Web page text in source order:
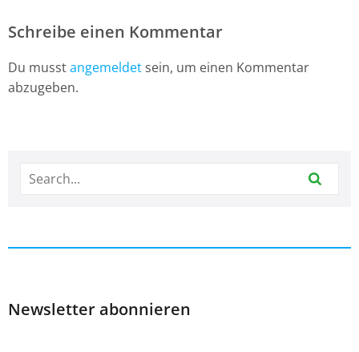
Schreibe einen Kommentar
Du musstangemeldet sein, um einen Kommentar
abzugeben.
Newsletter abonnieren